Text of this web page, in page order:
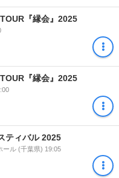
『縁会』2025
『縁会』2025
ティバル 2025
ール (千葉県) 19:05